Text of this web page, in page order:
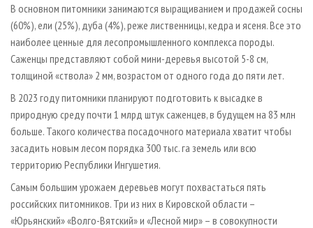
В основном питомники занимаются выращиванием и продажей сосны
(60%), ели (25%), дуба (4%), реже лиственницы, кедра и ясеня. Все это
наиболее ценные для лесопромышленного комплекса породы.
Саженцы представляют собой мини-деревья высотой 5-8 см,
толщиной «ствола» 2 мм, возрастом от одного года до пяти лет.
В 2023 году питомники планируют подготовить к высадке в
природную среду почти 1 млрд штук саженцев, в будущем на 83 млн
больше. Такого количества посадочного материала хватит чтобы
засадить новым лесом порядка 300 тыс. га земель или всю
территорию Республики Ингушетия.
Самым большим урожаем деревьев могут похвастаться пять
российских питомников. Три из них в Кировской области –
«Юрьянский» «Волго-Вятский» и «Лесной мир» – в совокупности